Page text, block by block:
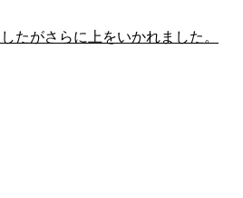
たがさらに上をいかれました。